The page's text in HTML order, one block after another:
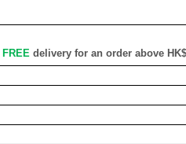
FREE delivery for an order above